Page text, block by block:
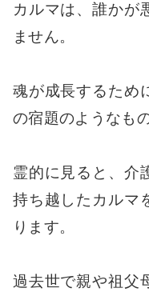
カルマは、誰かが
ません。
魂が成長するため
の宿題のようなも
霊的に見ると、介
持ち越したカルマ
ります。
過去世で親や祖父